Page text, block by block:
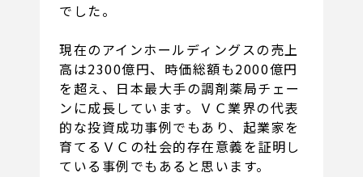
でした。
現在のアインホールディングスの売上
高は2300億円、時価総額も2000億円
を超え、日本最大手の調剤薬局チェー
ンに成長しています。ＶＣ業界の代表
的な投資成功事例でもあり、起業家を
育てるＶＣの社会的存在意義を証明し
ている事例でもあると思います。